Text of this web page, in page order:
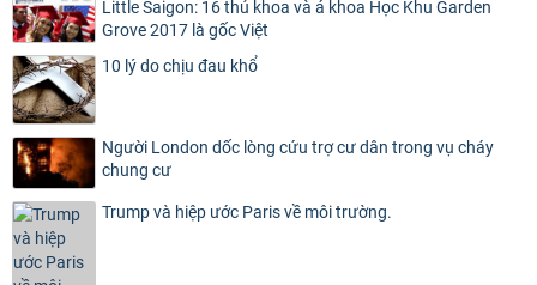
Little Saigon: 16 thủ khoa và á khoa Học Khu Garden
Grove 2017 là gốc Việt
10 lý do chịu đau khổ
Người London dốc lòng cứu trợ cư dân trong vụ cháy
chung cư
Trump và hiệp ước Paris về môi trường.